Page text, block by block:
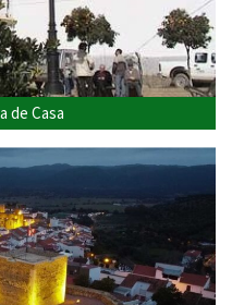
de Casa